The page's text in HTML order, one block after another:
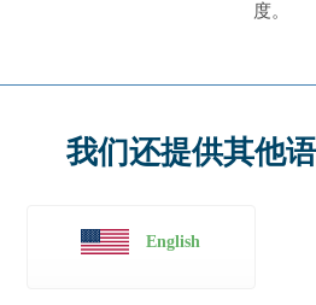
度。
我们还提供其他
English